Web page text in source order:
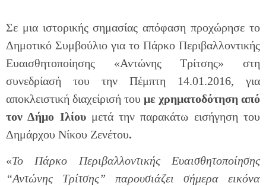
Σε μια ιστορικής σημασίας απόφαση προχώρησε το
Δημοτικό Συμβούλιο για το Πάρκο Περιβαλλοντικής
Ευαισθητοποίησης «Αντώνης Τρίτσης» στη
συνεδρίασή του την Πέμπτη 14.01.2016, για
αποκλειστική διαχείρισή του με χρηματοδότηση από
τον Δήμο Ιλίουμετά την παρακάτω εισήγηση του
Δημάρχου Νίκου Ζενέτου.
«Το Πάρκο Περιβαλλοντικής Ευαισθητοποίησης
“Αντώνης Τρίτσης” παρουσιάζει σήμερα εικόνα